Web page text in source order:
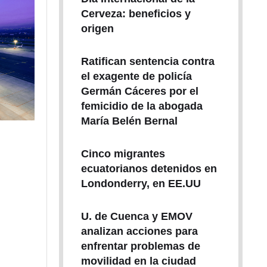
Cerveza: beneficios y
origen
Ratifican sentencia contra
el exagente de policía
Germán Cáceres por el
femicidio de la abogada
María Belén Bernal
Cinco migrantes
ecuatorianos detenidos en
Londonderry, en EE.UU
U. de Cuenca y EMOV
analizan acciones para
enfrentar problemas de
movilidad en la ciudad